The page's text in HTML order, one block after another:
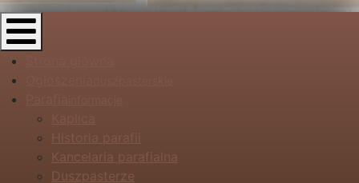
Historia parafii
Kancelaria parafialna
Duszpasterze